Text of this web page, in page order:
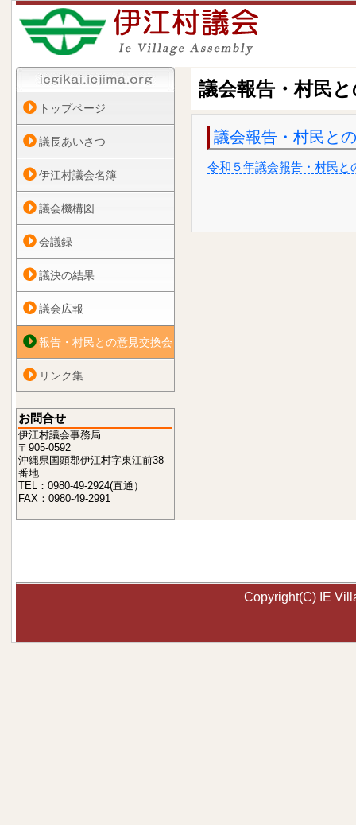
議会報告・村民
議会報告・村民と
令和５年議会報告・村民と
トップページ
議長あいさつ
伊江村議会名簿
議会機構図
会議録
議決の結果
議会広報
報告・村民との意見交換会
リンク集
お問合せ
伊江村議会事務局
〒905-0592
沖縄県国頭郡伊江村字東江前38
番地
TEL：0980-49-2924(直通）
FAX：0980-49-2991
Copyright(C) IE